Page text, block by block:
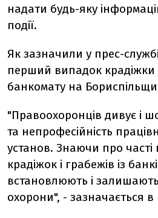
надати будь-яку
події.
Як зазначили у прес-
перший випадок
банкомату на
"Правоохоронців дивує і
та непрофесійність
установ. Знаючи про часті
крадіжок і грабежів із
встановлюють і
охорони", - зазначається в